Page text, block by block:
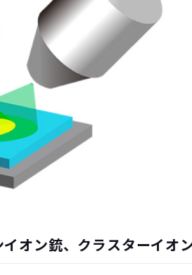
オン銃、クラスターイオン